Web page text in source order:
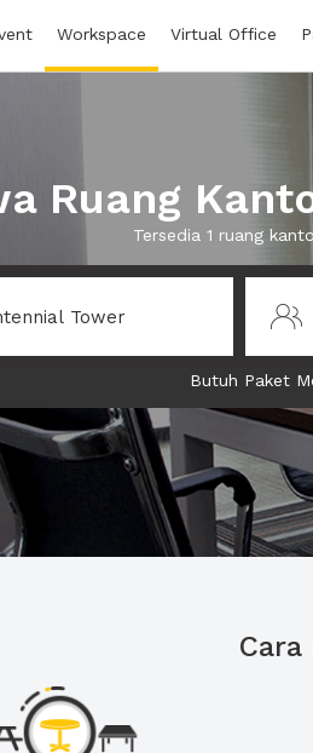
Workspace Virtual Office
Ruang
Tersedia 1 ruang
Butuh Paket